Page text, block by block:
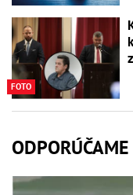
FOTO
ODPORÚČAME